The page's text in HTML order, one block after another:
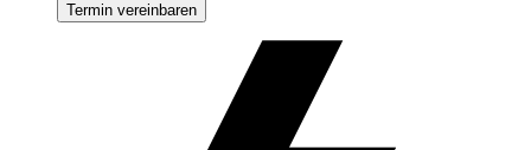
Termin vereinbaren